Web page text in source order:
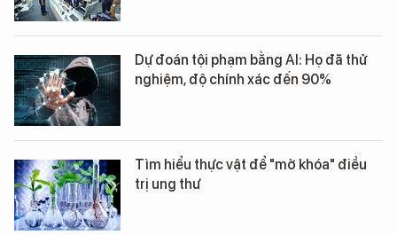
Dự đoán tội phạm bằng AI: Họ đã thử
nghiệm, độ chính xác đến 90%
Tìm hiểu thực vật để "mở khóa" điều
trị ung thư